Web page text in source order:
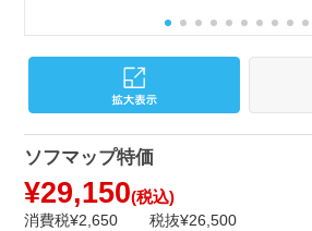
ソフマップ特価
¥29,150(税込)
消費税¥2,650 税抜¥26,500